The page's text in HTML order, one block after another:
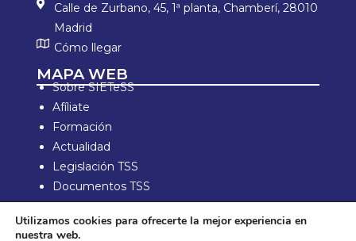
Calle de Zurbano, 45, 1ª planta, Chamberí, 28010
Madrid
Cómo llegar
MAPA WEB
Sobre SIETeSS
Afíliate
Formación
Actualidad
Legislación TSS
Documentos TSS
Información laboral
Zona de Socios
Utilizamos cookies para ofrecerte la mejor experiencia en
nuestra web.